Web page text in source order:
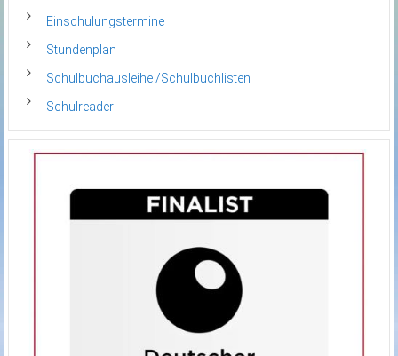
Einschulungstermine
Stundenplan
Schulbuchausleihe /Schulbuchlisten
Schulreader